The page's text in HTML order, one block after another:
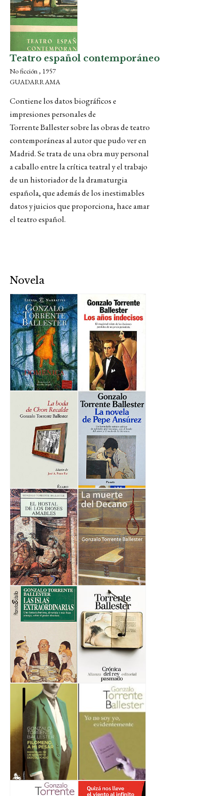
Teatro español contemporáneo
No ficción , 1957
GUADARRAMA
Contiene los datos biográficos e
impresiones personales de
Torrente Ballester sobre las obras de teatro
contemporáneas al autor que pudo ver en
Madrid. Se trata de una obra muy personal
a caballo entre la crítica teatral y el trabajo
de un historiador de la dramaturgia
española, que además de los inestimables
datos y juicios que proporciona, hace amar
el teatro español.
Novela